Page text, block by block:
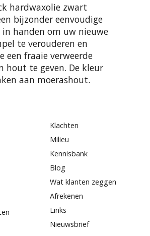
hardwaxolie zwart
bijzonder eenvoudige
in handen om uw nieuwe
te verouderen en
een fraaie verweerde
hout te geven. De kleur
aan moerashout.
Klachten
Milieu
Kennisbank
Blog
Wat klanten zeggen
Afrekenen
Links
Nieuwsbrief